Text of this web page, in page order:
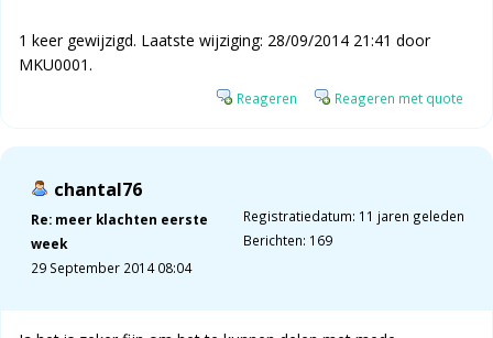
1 keer gewijzigd. Laatste wijziging: 28/09/2014 21:41 door
MKU0001.
Reageren Reageren met quote
chantal76
Re: meer klachten eerste
week
29 September 2014 08:04
Registratiedatum: 11 jaren geleden
Berichten: 169